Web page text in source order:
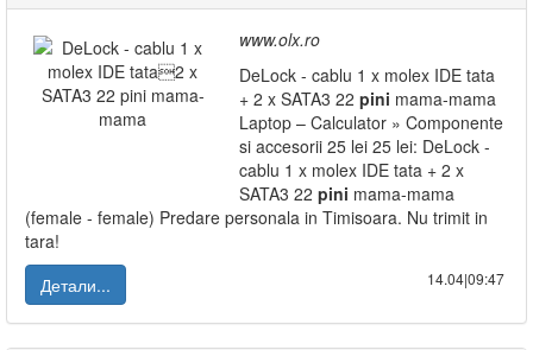
www.olx.ro
DeLock - cablu 1 x molex IDE tata
+ 2 x SATA3 22 pini mama-mama
Laptop – Calculator » Componente
si accesorii 25 lei 25 lei: DeLock -
cablu 1 x molex IDE tata + 2 x
SATA3 22 pini mama-mama
(female - female) Predare personala in Timisoara. Nu trimit in
tara!
Детали...
14.04|09:47